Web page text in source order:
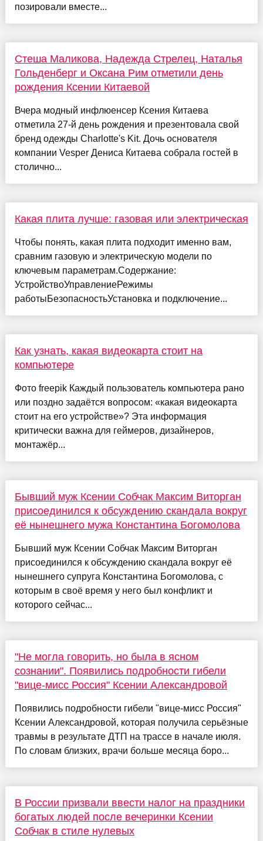
позировали вместе...
Стеша Маликова, Надежда Стрелец, Наталья
Гольденберг и Оксана Рим отметили день
рождения Ксении Китаевой
Вчера модный инфлюенсер Ксения Китаева
отметила 27-й день рождения и презентовала свой
бренд одежды Charlotte's Kit. Дочь основателя
компании Vesper Дениса Китаева собрала гостей в
столично...
Какая плита лучше: газовая или электрическая
Чтобы понять, какая плита подходит именно вам,
сравним газовую и электрическую модели по
ключевым параметрам.Содержание:
УстройствоУправлениеРежимы
работыБезопасностьУстановка и подключение...
Как узнать, какая видеокарта стоит на
компьютере
Фото freepik Каждый пользователь компьютера рано
или поздно задаётся вопросом: «какая видеокарта
стоит на его устройстве»? Эта информация
критически важна для геймеров, дизайнеров,
монтажёр...
Бывший муж Ксении Собчак Максим Виторган
присоединился к обсуждению скандала вокруг
её нынешнего мужа Константина Богомолова
Бывший муж Ксении Собчак Максим Виторган
присоединился к обсуждению скандала вокруг её
нынешнего супруга Константина Богомолова, с
которым в своё время у него был конфликт и
которого сейчас...
"Не могла говорить, но была в ясном
сознании". Появились подробности гибели
"вице-мисс Россия" Ксении Александровой
Появились подробности гибели "вице-мисс Россия"
Ксении Александровой, которая получила серьёзные
травмы в результате ДТП на трассе в начале июля.
По словам близких, врачи больше месяца боро...
В России призвали ввести налог на праздники
богатых людей после вечеринки Ксении
Собчак в стиле нулевых